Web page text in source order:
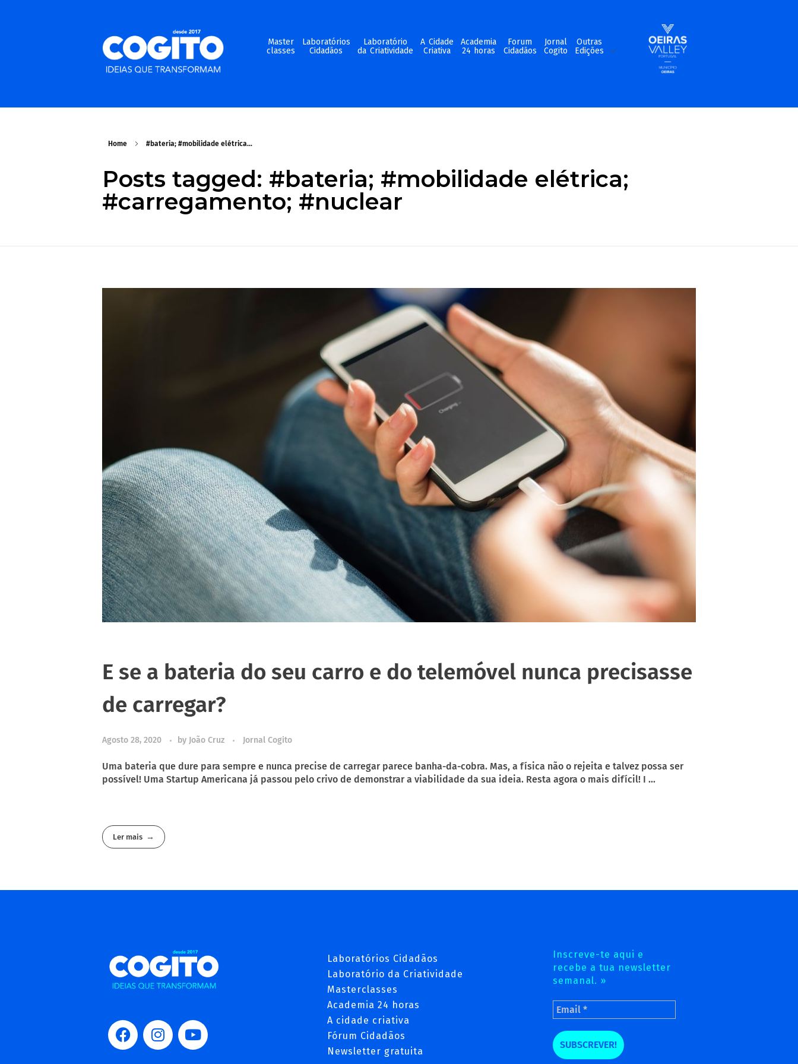
Master
classes
Laboratórios
Cidadãos
Laboratório
da Criatividade
A Cidade
Criativa
Academia
24 horas
Forum
Cidadãos
Jornal
Cogito
Outras
Edições
Home #bateria; #mobilidade elétrica...
Posts tagged: #bateria; #mobilidade elétrica;
#carregamento; #nuclear
E se a bateria do seu carro e do telemóvel nunca precisasse
de carregar?
Agosto 28, 2020 by João Cruz Jornal Cogito
Uma bateria que dure para sempre e nunca precise de carregar parece banha-da-cobra. Mas, a física não o rejeita e talvez possa ser
possível! Uma Startup Americana já passou pelo crivo de demonstrar a viabilidade da sua ideia. Resta agora o mais difícil! I ...
Ler mais
Laboratórios Cidadãos
Laboratório da Criatividade
Masterclasses
Academia 24 horas
A cidade criativa
Fórum Cidadãos
Newsletter gratuita
Inscreve-te aqui e
recebe a tua newsletter
semanal. »